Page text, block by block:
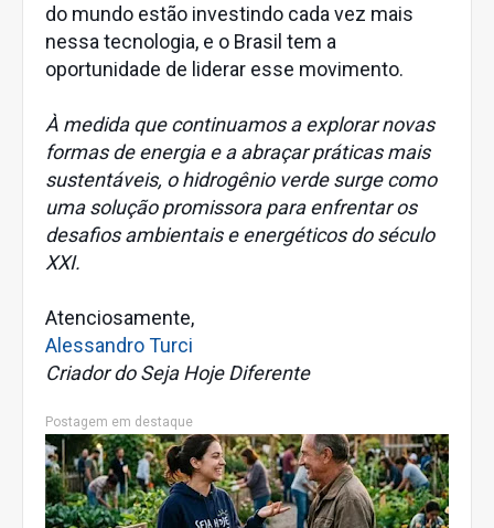
do mundo estão investindo cada vez mais
nessa tecnologia, e o Brasil tem a
oportunidade de liderar esse movimento.
À medida que continuamos a explorar novas
formas de energia e a abraçar práticas mais
sustentáveis, o hidrogênio verde surge como
uma solução promissora para enfrentar os
desafios ambientais e energéticos do século
XXI.
Atenciosamente,
Alessandro Turci
Criador do Seja Hoje Diferente
Postagem em destaque